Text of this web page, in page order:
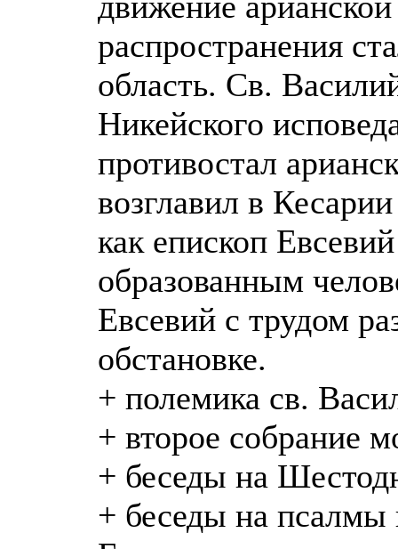
распространения
область. Св.
Никейского
противостал
возглавил в
как епископ
образованным
Евсевий с трудом
обстановке.
+ полемика св.
+ второе собрание
+ беседы на
+ беседы на псалмы